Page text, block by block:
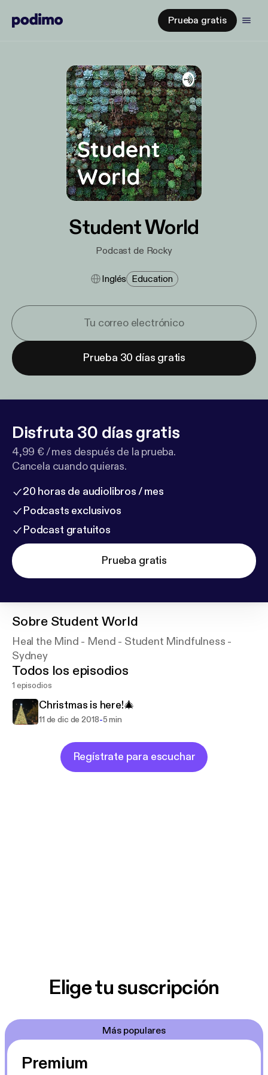
Prueba gratis
Student World
Podcast de Rocky
Inglés Education
Prueba 30 días gratis
Disfruta 30 días gratis
4,99 € / mes después de la prueba.
Cancela cuando quieras.
20 horas de audiolibros / mes
Podcasts exclusivos
Podcast gratuitos
Prueba gratis
Sobre Student World
Heal the Mind - Mend - Student Mindfulness -
Sydney
Todos los episodios
1 episodios
Christmas is here!🎄
11 de dic de 2018-5 min
Regístrate para escuchar
Elige tu suscripción
Más populares
Premium